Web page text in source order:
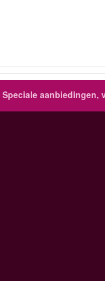
Speciale aanbiedingen,